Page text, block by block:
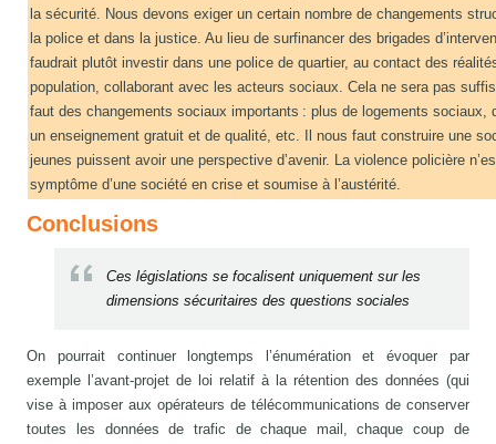
la sécurité. Nous devons exiger un certain nombre de changements
la police et dans la justice. Au lieu de surfinancer des brigades
faudrait plutôt investir dans une police de quartier, au contact des
population, collaborant avec les acteurs sociaux. Cela ne sera pas
faut des changements sociaux importants : plus de logements sociaux,
un enseignement gratuit et de qualité, etc. Il nous faut construire une
jeunes puissent avoir une perspective d’avenir. La violence policière
symptôme d’une société en crise et soumise à l’austérité.
Conclusions
Ces législations se focalisent uniquement sur les
dimensions sécuritaires des questions sociales
On pourrait continuer longtemps l’énumération et évoquer par
exemple l’avant-projet de loi relatif à la rétention des données (qui
vise à imposer aux opérateurs de télécommunications de conserver
toutes les données de trafic de chaque mail, chaque coup de